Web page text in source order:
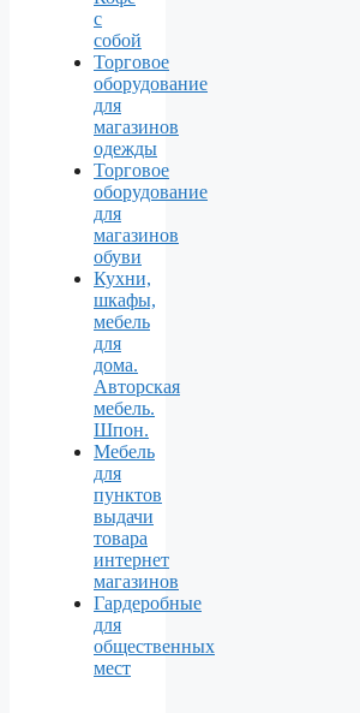
с
собой
Торговое
оборудование
для
магазинов
одежды
Торговое
оборудование
для
магазинов
обуви
Кухни,
шкафы,
мебель
для
дома.
Авторская
мебель.
Шпон.
Мебель
для
пунктов
выдачи
товара
интернет
магазинов
Гардеробные
для
общественных
мест